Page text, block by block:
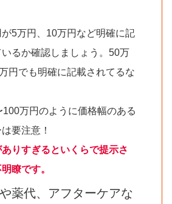
5万円、10万円など明確に記
るか確認しましょう。50万
円でも明確に記載されてるな
100万円のように価格幅のある
要注意！
りすぎるといくらで提示さ
瞭です。
薬代、アフターケアな